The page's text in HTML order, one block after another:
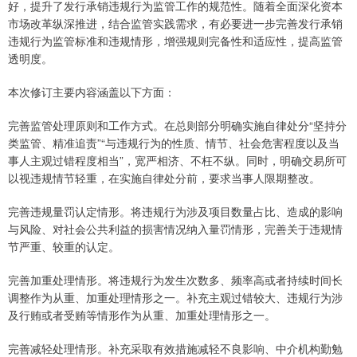
好，提升了发行承销违规行为监管工作的规范性。随着全面深化资本
市场改革纵深推进，结合监管实践需求，有必要进一步完善发行承销
违规行为监管标准和违规情形，增强规则完备性和适应性，提高监管
透明度。
本次修订主要内容涵盖以下方面：
完善监管处理原则和工作方式。在总则部分明确实施自律处分“坚持分
类监管、精准追责”“与违规行为的性质、情节、社会危害程度以及当
事人主观过错程度相当”，宽严相济、不枉不纵。同时，明确交易所可
以视违规情节轻重，在实施自律处分前，要求当事人限期整改。
完善违规量罚认定情形。将违规行为涉及项目数量占比、造成的影响
与风险、对社会公共利益的损害情况纳入量罚情形，完善关于违规情
节严重、较重的认定。
完善加重处理情形。将违规行为发生次数多、频率高或者持续时间长
调整作为从重、加重处理情形之一。补充主观过错较大、违规行为涉
及行贿或者受贿等情形作为从重、加重处理情形之一。
完善减轻处理情形。补充采取有效措施减轻不良影响、中介机构勤勉